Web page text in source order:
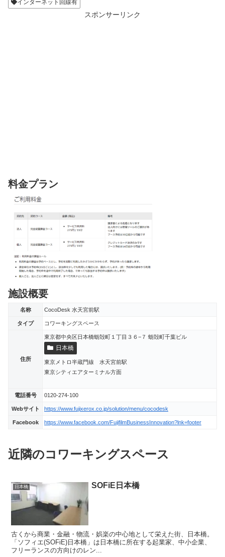
インターネット回線有
スポンサーリンク
料金プラン
施設概要
名称 CocoDesk 水天宮前駅
タイプ コワーキングスペース
住所
東京都中央区日本橋蛎殻町１丁目３６−７ 蛎殻町千葉ビル
日本橋
東京メトロ半蔵門線 水天宮前駅
東京シティエアターミナル方面
電話番号 0120-274-100
Webサイト https://www.fujixerox.co.jp/solution/menu/cocodesk
Facebook https://www.facebook.com/FujifilmBusinessInnovation?lnk=footer
近隣のコワーキングスペース
日本橋 SOFiE日本橋
古くから商業・金融・物流・娯楽の中心地として栄えた街、日本橋。
「ソフィエ(SOFiE)日本橋」は日本橋に所在する起業家、中小企業、
フリーランスの方向けのレン...